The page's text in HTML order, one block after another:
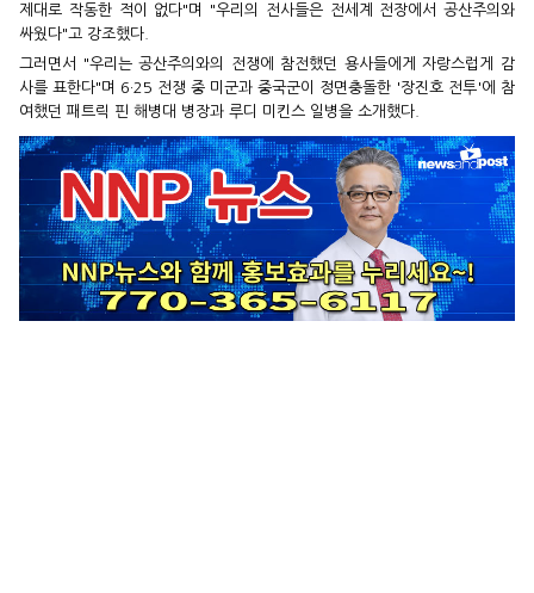
제대로 작동한 적이 없다"며 "우리의 전사들은 전세계 전장에서 공산주의와
싸웠다"고 강조했다.
그러면서 "우리는 공산주의와의 전쟁에 참전했던 용사들에게 자랑스럽게 감
사를 표한다"며 6·25 전쟁 중 미군과 중국군이 정면충돌한 '장진호 전투'에 참
여했던 패트릭 핀 해병대 병장과 루디 미킨스 일병을 소개했다.